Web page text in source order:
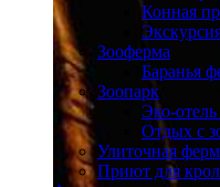
Конная
Зооферма
Баранья
Зоопарк
Эко-
Отдых с
Улиточная
Приют для